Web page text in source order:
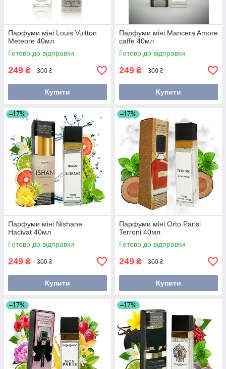
Парфуми міні Louis Vuitton
Meteore 40мл
Готово до відправки
249 ₴ 300 ₴
Купити
Парфуми міні Mancera Amore
caffe 40мл
Готово до відправки
249 ₴ 300 ₴
Купити
–17%
Парфуми міні Nishane
Hacivat 40мл
Готово до відправки
249 ₴ 300 ₴
Купити
–17%
Парфуми міні Orto Parisi
Terroni 40мл
Готово до відправки
249 ₴ 300 ₴
Купити
–17% –17%